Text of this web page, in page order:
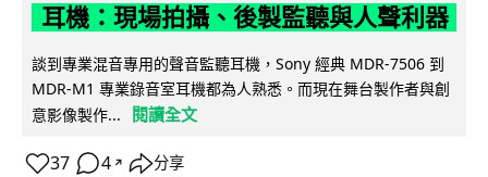
耳機：現場拍攝、後製監聽與人聲利器
談到專業混音專用的聲音監聽耳機，Sony 經典 MDR-7506 到
MDR-M1 專業錄音室耳機都為人熟悉。而現在舞台製作者與創
意影像製作...
閱讀全文
37 4 ↗ 分享